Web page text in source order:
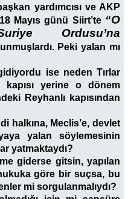
yardımcısı ve AKP
Mayıs günü Siirt’te “O
Ordusu’na
Peki yalan mı
ise neden Tırlar
kapısı yerine o dönem
Reyhanlı kapısından
halkına, Meclis’e, devlet
yalan söylemesinin
yatmaktaydı?
giderse gitsin, yapılan
göre bir suçsa, bu
mi sorgulanmalıydı?